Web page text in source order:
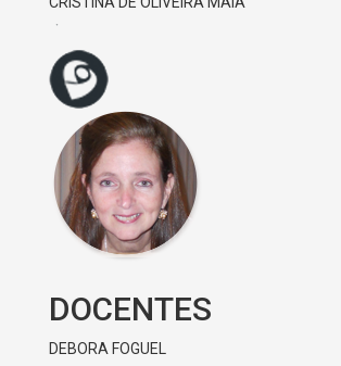
DOCENTES
DEBORA FOGUEL